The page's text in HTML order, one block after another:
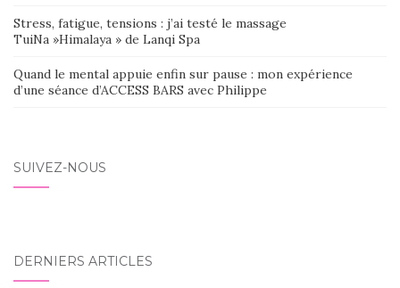
Stress, fatigue, tensions : j’ai testé le massage
TuiNa »Himalaya » de Lanqi Spa
Quand le mental appuie enfin sur pause : mon expérience
d’une séance d’ACCESS BARS avec Philippe
SUIVEZ-NOUS
DERNIERS ARTICLES